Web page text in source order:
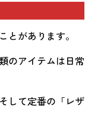
とがあります。
のアイテムは日常
して定番の「レザ